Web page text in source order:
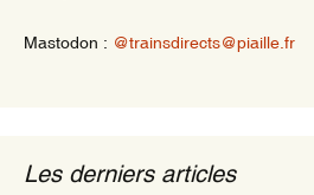
Mastodon : @trainsdirects@piaille.fr
Les derniers articles